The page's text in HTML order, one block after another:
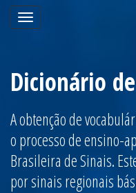
Toggle
navigation
Dicionário
A obtenção de
o processo de ensino-
Brasileira de Sinais.
por sinais regionais